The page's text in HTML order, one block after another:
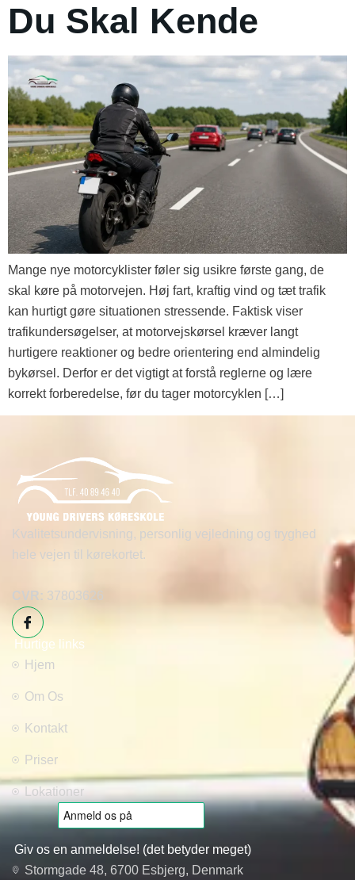
Du Skal Kende
Mange nye motorcyklister føler sig usikre første gang, de
skal køre på motorvejen. Høj fart, kraftig vind og tæt trafik
kan hurtigt gøre situationen stressende. Faktisk viser
trafikundersøgelser, at motorvejskørsel kræver langt
hurtigere reaktioner og bedre orientering end almindelig
bykørsel. Derfor er det vigtigt at forstå reglerne og lære
korrekt forberedelse, før du tager motorcyklen […]
Kvalitetsundervisning, personlig vejledning og tryghed
hele vejen til kørekortet.
CVR: 37803626
Hurtige links
Hjem
Om Os
Kontakt
Priser
Lokationer
Giv os en anmeldelse! (det betyder meget)
Stormgade 48, 6700 Esbjerg, Denmark